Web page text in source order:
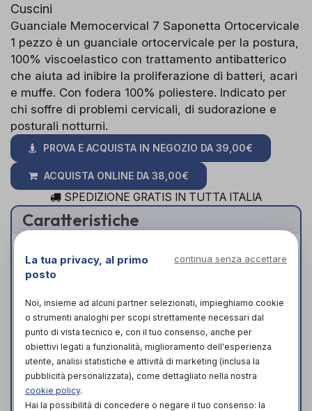
Cuscini
Guanciale Memocervical 7 Saponetta Ortocervicale
1 pezzo è un guanciale ortocervicale per la postura,
100% viscoelastico con trattamento antibatterico
che aiuta ad inibire la proliferazione di batteri, acari
e muffe. Con fodera 100% poliestere. Indicato per
chi soffre di problemi cervicali, di sudorazione e
posturali notturni.
PROVA E ACQUISTA IN NEGOZIO DA 39,00€
ACQUISTA ONLINE DA 38,00€
SPEDIZIONE GRATIS IN TUTTA ITALIA
Caratteristiche
Cervical Free: gli incavi obliqui e verticali
della superficie del guanciale aiutano a
muscolatura cervicale e facciale durante
la fase del riposo.
Azione anatomica: permette un
miglioramento della qualità funzionale
ortopedica del riposo mantenendo il
sostegno della curva creata dalla testa,
dal collo e dalle spalle in modo da allineare
La tua privacy, al primo
posto
continua senza accettare
Noi, insieme ad alcuni partner selezionati, impieghiamo cookie
o strumenti analoghi per scopi strettamente necessari dal
punto di vista tecnico e, con il tuo consenso, anche per
obiettivi legati a funzionalità, miglioramento dell'esperienza
utente, analisi statistiche e attività di marketing (inclusa la
pubblicità personalizzata), come dettagliato nella nostra
cookie policy.
Hai la possibilità di concedere o negare il tuo consenso: la